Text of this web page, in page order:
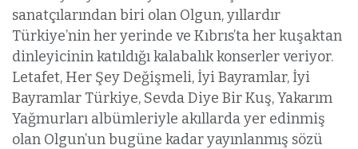
sanatçılarından biri olan Olgun, yıllardır
Türkiye’nin her yerinde ve Kıbrıs’ta her kuşaktan
dinleyicinin katıldığı kalabalık konserler veriyor.
Letafet, Her Şey Değişmeli, İyi Bayramlar, İyi
Bayramlar Türkiye, Sevda Diye Bir Kuş, Yakarım
Yağmurları albümleriyle akıllarda yer edinmiş
olan Olgun’un bugüne kadar yayınlanmış sözü